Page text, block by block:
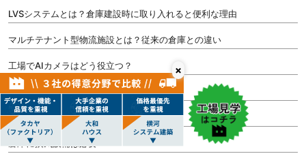
×
LVSシステムとは？倉庫建設時に取り入れると便利な理由
マルチテナント型物流施設とは？従来の倉庫との違い
工場でAIカメラはどう役立つ？
工場は塗床にするほうがよい？
工場で結露が発生する原因とは？
倉庫に換気設備は必要？